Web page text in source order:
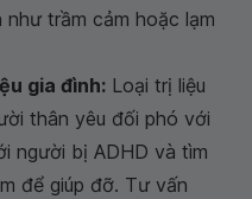
trầm cảm hoặc lạm
gia đình: Loại trị liệu
thân yêu đối phó với
người bị ADHD và tìm
để giúp đỡ. Tư vấn